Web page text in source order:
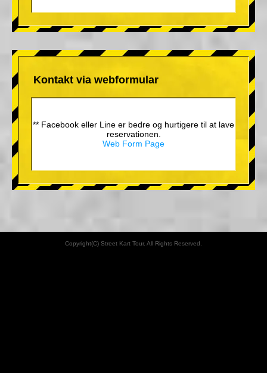
Kontakt via webformular
** Facebook eller Line er bedre og hurtigere til at lave
reservationen.
Web Form Page
Copyright(C) Street Kart Tour. All Rights Reserved.